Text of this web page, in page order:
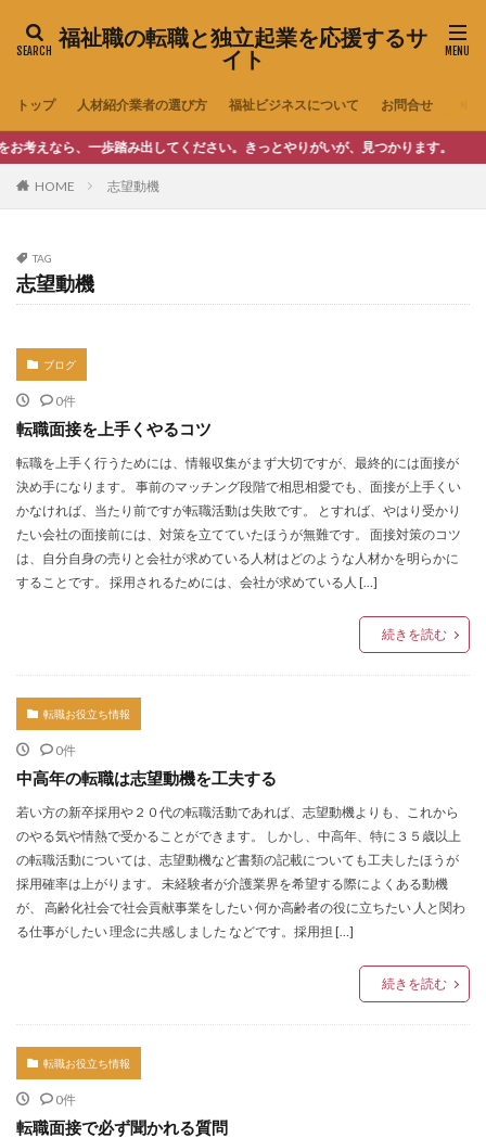
福祉職の転職と独立起業を応援するサ
イト
トップ 人材紹介業者の選び方 福祉ビジネスについて お問合せ
ら、一歩踏み出してください。きっとやりがいが、見つかります。
HOME 志望動機
TAG
志望動機
ブログ
0件
転職面接を上手くやるコツ
転職を上手く行うためには、情報収集がまず大切ですが、最終的には面接が
決め手になります。 事前のマッチング段階で相思相愛でも、面接が上手くい
かなければ、当たり前ですが転職活動は失敗です。 とすれば、やはり受かり
たい会社の面接前には、対策を立てていたほうが無難です。 面接対策のコツ
は、自分自身の売りと会社が求めている人材はどのような人材かを明らかに
することです。 採用されるためには、会社が求めている人 […]
続きを読む
転職お役立ち情報
0件
中高年の転職は志望動機を工夫する
若い方の新卒採用や２０代の転職活動であれば、志望動機よりも、これから
のやる気や情熱で受かることができます。 しかし、中高年、特に３５歳以上
の転職活動については、志望動機など書類の記載についても工夫したほうが
採用確率は上がります。 未経験者が介護業界を希望する際によくある動機
が、 高齢化社会で社会貢献事業をしたい 何か高齢者の役に立ちたい 人と関わ
る仕事がしたい 理念に共感しました などです。採用担 […]
続きを読む
転職お役立ち情報
0件
転職面接で必ず聞かれる質問